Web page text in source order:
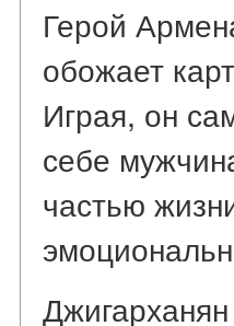
Герой
обожает
Играя, он
себе
частью